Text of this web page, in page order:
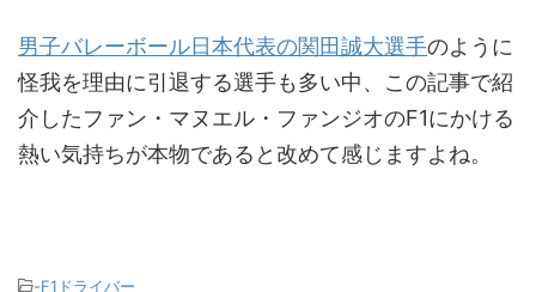
男子バレーボール日本代表の関田誠大選手のように
怪我を理由に引退する選手も多い中、この記事で紹
介したファン・マヌエル・ファンジオのF1にかける
熱い気持ちが本物であると改めて感じますよね。
-F1ドライバー